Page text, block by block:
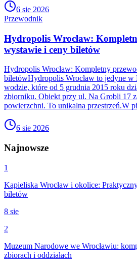
6 sie 2026
Przewodnik
Hydropolis Wrocław:
wystawie i ceny biletów
Hydropolis Wrocław: Kompletny
biletówHydropolis Wrocław to jedyne w
wodzie, które od 5 grudnia 2015 roku
zbiorniku. Obiekt przy ul. Na Grobli 17
powierzchni. To unikalna przestrzeń.W
6 sie 2026
Najnowsze
1
Kąpieliska Wrocław i okolice:
biletów
8 sie
2
Muzeum Narodowe we Wrocławiu:
zbiorach i oddziałach